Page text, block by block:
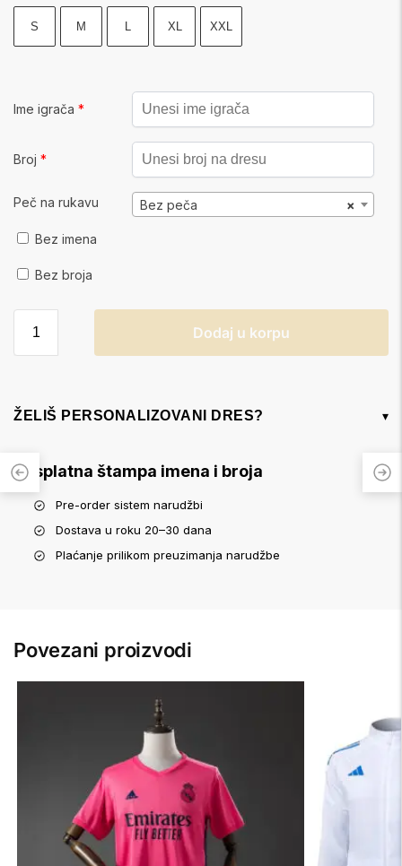
S M L XL XXL
Ime igrača *
Broj *
Peč na rukavu ×
Bez peča
Bez imena
Bez broja
Dodaj u korpu
ŽELIŠ PERSONALIZOVANI DRES? ▾
Besplatna štampa imena i broja
Pre-order sistem narudžbi
Dostava u roku 20–30 dana
Plaćanje prilikom preuzimanja narudžbe
Povezani proizvodi